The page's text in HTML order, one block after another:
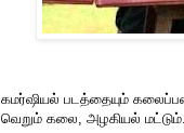
கமர்ஷியல் படத்தையும்
வெறும் கலை, அழகியல் மட்டும்.